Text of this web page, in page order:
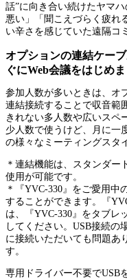
話”に向き合い続けたヤマ
悪い」「聞こえづらく疲れ
い辛さを感じていた遠隔コ
オプションの連結ケー
ぐにWeb会議をはじめま
参加人数が多いときは、オ
連結接続することで収音範
きれない多人数や広いスペ
少人数で使うけど、月に一
の様々なミーティングスタ
＊連結機能は、スタンダー
使用が可能です。
＊『YVC-330』をご愛用中
することができます。『
は、『YVC-330』をタブレ
してください。USB接続の
に接続いただいても問題あ
す。
専用ドライバー不要でUSB